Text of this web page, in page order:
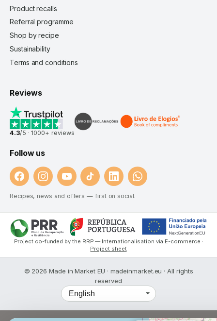
Product recalls
Referral programme
Shop by recipe
Sustainability
Terms and conditions
Reviews
4.3/5 ·1000+ reviews
Follow us
Recipes, news and offers — first on social.
Project co-funded by the RRP — Internationalisation via E-commerce ·
Project sheet
© 2026 Made in Market EU · madeinmarket.eu · All rights
reserved